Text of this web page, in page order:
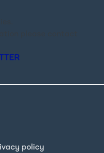
policy